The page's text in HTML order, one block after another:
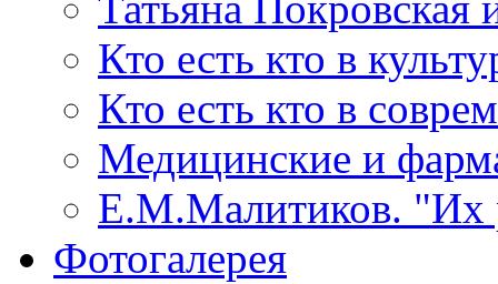
Кто есть кто в
Кто есть кто в
Медицинские и
Е.М.Малитиков. "Их
Фотогалерея